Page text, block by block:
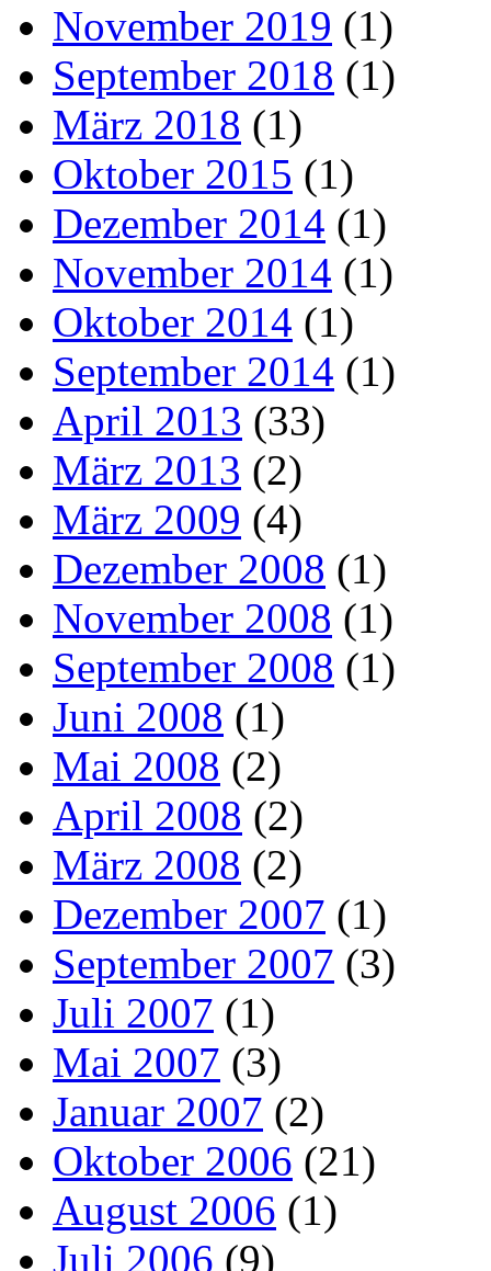
November 2019 (1)
September 2018 (1)
März 2018 (1)
Oktober 2015 (1)
Dezember 2014 (1)
November 2014 (1)
Oktober 2014 (1)
September 2014 (1)
April 2013 (33)
März 2013 (2)
März 2009 (4)
Dezember 2008 (1)
November 2008 (1)
September 2008 (1)
Juni 2008 (1)
Mai 2008 (2)
April 2008 (2)
März 2008 (2)
Dezember 2007 (1)
September 2007 (3)
Juli 2007 (1)
Mai 2007 (3)
Januar 2007 (2)
Oktober 2006 (21)
August 2006 (1)
Juli 2006 (9)